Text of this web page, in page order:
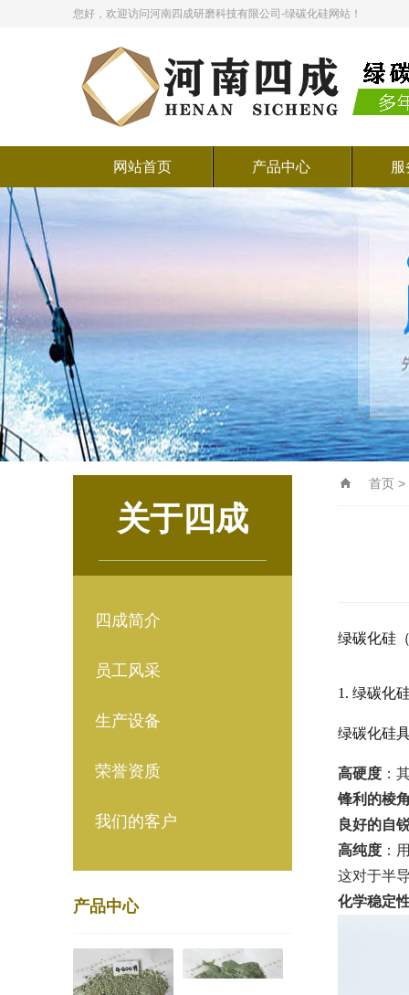
您好，欢迎访问河南四成研磨科技有限公司-绿碳化硅网站！
网站首页 产品中心
关于四成
四成简介
员工风采
生产设备
荣誉资质
我们的客户
产品中心
首页 >
绿碳化硅
1. 绿碳化
绿碳化硅
高硬度 ：
锋利的棱
良好的自
高纯度 ：
这对于半
化学稳定